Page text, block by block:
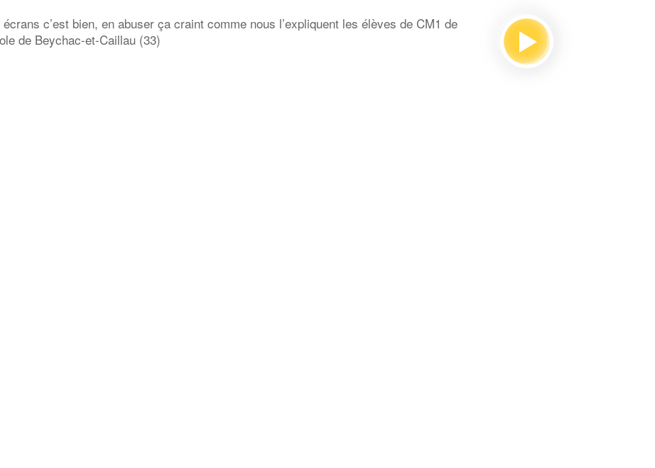
écrans c’est bien, en abuser ça craint comme nous l’expliquent les élèves de CM1 de
de Beychac-et-Caillau (33)